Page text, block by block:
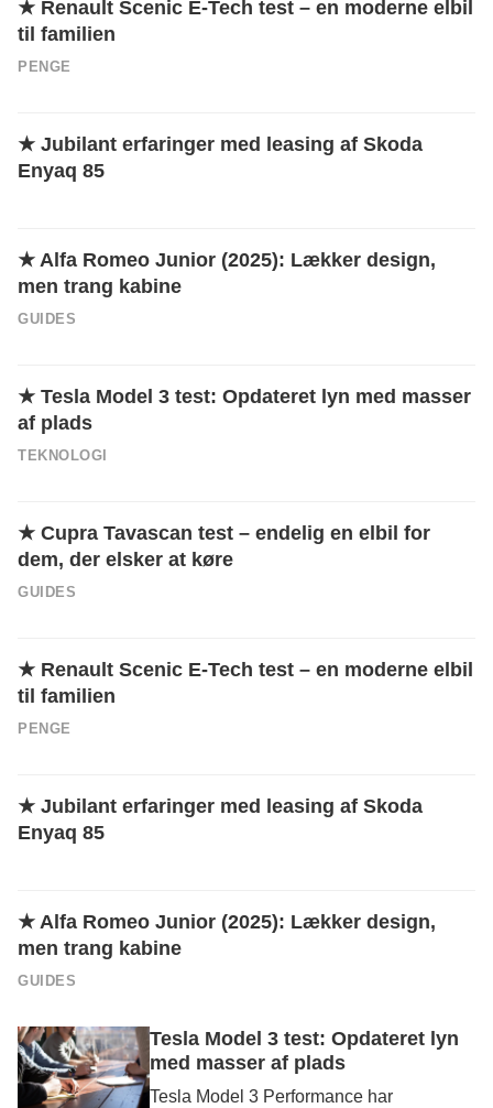
★ Renault Scenic E-Tech test – en moderne elbil
til familien
PENGE
★ Jubilant erfaringer med leasing af Skoda
Enyaq 85
★ Alfa Romeo Junior (2025): Lækker design,
men trang kabine
GUIDES
★ Tesla Model 3 test: Opdateret lyn med masser
af plads
TEKNOLOGI
★ Cupra Tavascan test – endelig en elbil for
dem, der elsker at køre
GUIDES
★ Renault Scenic E-Tech test – en moderne elbil
til familien
PENGE
★ Jubilant erfaringer med leasing af Skoda
Enyaq 85
★ Alfa Romeo Junior (2025): Lækker design,
men trang kabine
GUIDES
Tesla Model 3 test: Opdateret lyn
med masser af plads
Tesla Model 3 Performance har